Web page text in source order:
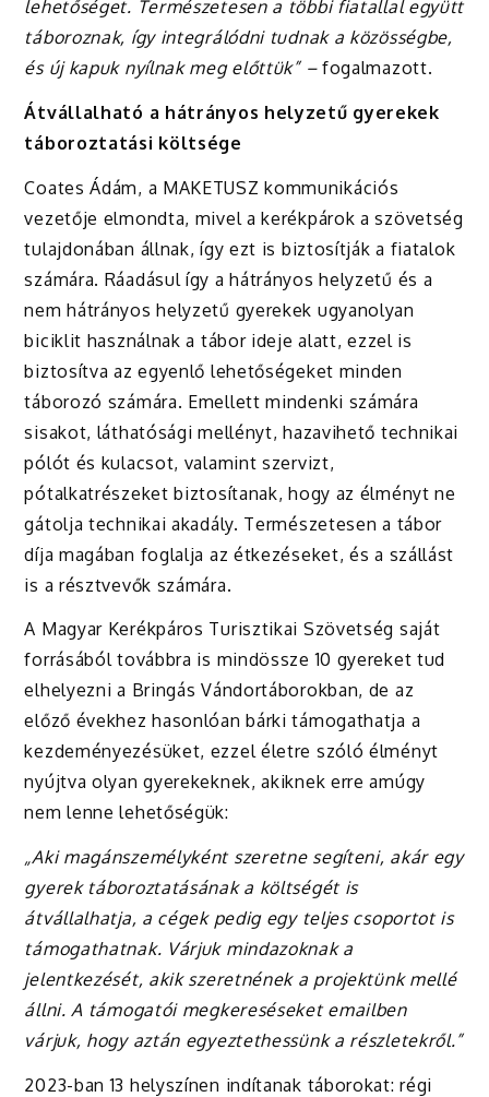
lehetőséget. Természetesen a többi fiatallal együtt
táboroznak, így integrálódni tudnak a közösségbe,
és új kapuk nyílnak meg előttük” –fogalmazott.
Átvállalható a hátrányos helyzetű gyerekek
táboroztatási költsége
Coates Ádám, a MAKETUSZ kommunikációs
vezetője elmondta, mivel a kerékpárok a szövetség
tulajdonában állnak, így ezt is biztosítják a fiatalok
számára. Ráadásul így a hátrányos helyzetű és a
nem hátrányos helyzetű gyerekek ugyanolyan
biciklit használnak a tábor ideje alatt, ezzel is
biztosítva az egyenlő lehetőségeket minden
táborozó számára. Emellett mindenki számára
sisakot, láthatósági mellényt, hazavihető technikai
pólót és kulacsot, valamint szervizt,
pótalkatrészeket biztosítanak, hogy az élményt ne
gátolja technikai akadály. Természetesen a tábor
díja magában foglalja az étkezéseket, és a szállást
is a résztvevők számára.
A Magyar Kerékpáros Turisztikai Szövetség saját
forrásából továbbra is mindössze 10 gyereket tud
elhelyezni a Bringás Vándortáborokban, de az
előző évekhez hasonlóan bárki támogathatja a
kezdeményezésüket, ezzel életre szóló élményt
nyújtva olyan gyerekeknek, akiknek erre amúgy
nem lenne lehetőségük:
„Aki magánszemélyként szeretne segíteni, akár egy
gyerek táboroztatásának a költségét is
átvállalhatja, a cégek pedig egy teljes csoportot is
támogathatnak. Várjuk mindazoknak a
jelentkezését, akik szeretnének a projektünk mellé
állni. A támogatói megkereséseket emailben
várjuk, hogy aztán egyeztethessünk a részletekről.”
2023-ban 13 helyszínen indítanak táborokat: régi